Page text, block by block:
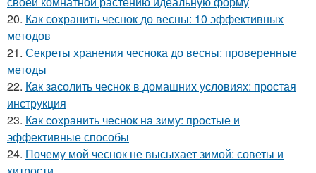
20. Как сохранить чеснок до весны: 10 эффективных
методов
21. Секреты хранения чеснока до весны: проверенные
методы
22. Как засолить чеснок в домашних условиях: простая
инструкция
23. Как сохранить чеснок на зиму: простые и
эффективные способы
24. Почему мой чеснок не высыхает зимой: советы и